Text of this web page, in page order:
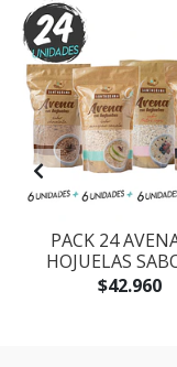
PACK 24
HOJUELAS
$42.960